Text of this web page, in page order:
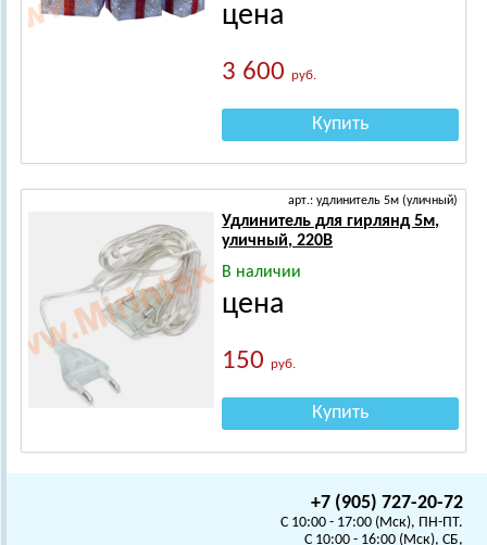
цена
3 600руб.
Купить
арт.: удлинитель 5м (уличный)
Удлинитель для гирлянд 5м,
уличный, 220В
В наличии
цена
150руб.
Купить
+7 (905) 727-20-72
C 10:00 - 17:00 (Мск), ПН-ПТ.
C 10:00 - 16:00 (Мск), СБ,